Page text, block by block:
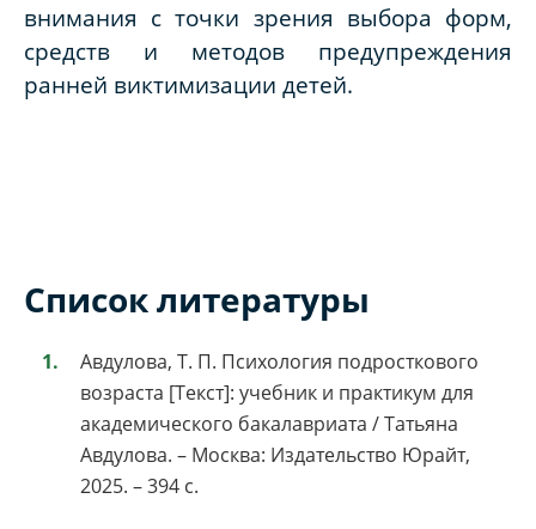
внимания с точки зрения выбора форм,
средств и методов предупреждения
ранней виктимизации детей.
Список литературы
Авдулова, Т. П. Психология подросткового
возраста [Текст]: учебник и практикум для
академического бакалавриата / Татьяна
Авдулова. – Москва: Издательство Юрайт,
2025. – 394 с.